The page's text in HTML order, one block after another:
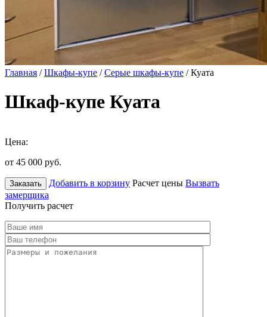
Главная /Шкафы-купе /Серые шкафы-купе / Куата
Шкаф-купе Куата
Цена:
от 45 000 руб.
Заказать Добавить в корзину Расчет цены Вызвать
замерщика
Получить расчет